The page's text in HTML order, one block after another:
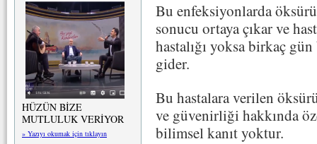
HÜZÜN BİZE
MUTLULUK VERİYOR
» Yazıyı okumak için tıklayın
Bu enfeksiyonlarda
sonucu ortaya çıkar ve
hastalığı yoksa birkaç
gider.
Bu hastalara verilen
ve güvenirliği hakkında
bilimsel kanıt yoktur.